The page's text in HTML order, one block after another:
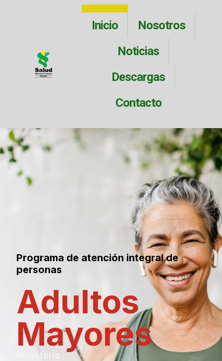
Inicio
Nosotros
Noticias
Descargas
Contacto
Programa de atención integral de
personas
Adultos
Mayores
Ministerio